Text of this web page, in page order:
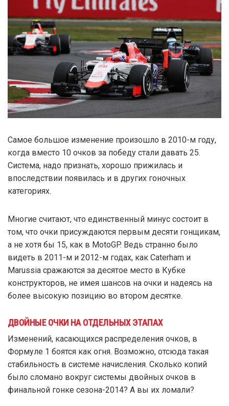
Самое большое изменение произошло в 2010-м году,
когда вместо 10 очков за победу стали давать 25.
Система, надо признать, хорошо прижилась и
впоследствии появилась и в других гоночных
категориях.
Многие считают, что единственный минус состоит в
том, что очки присуждаются первым десяти гонщикам,
а не хотя бы 15, как в MotoGP. Ведь странно было
видеть в 2011-м и 2012-м годах, как Caterham и
Marussia сражаются за десятое место в Кубке
конструкторов, не имея шансов на очки и надеясь на
более высокую позицию во втором десятке.
ДВОЙНЫЕ ОЧКИ НА ОТДЕЛЬНЫХ ЭТАПАХ
Изменений, касающихся распределения очков, в
Формуле 1 боятся как огня. Возможно, отсюда такая
стабильность в системе начисления. Сколько копий
было сломано вокруг системы двойных очков в
финальной гонке сезона-2014? А вы их ломали?